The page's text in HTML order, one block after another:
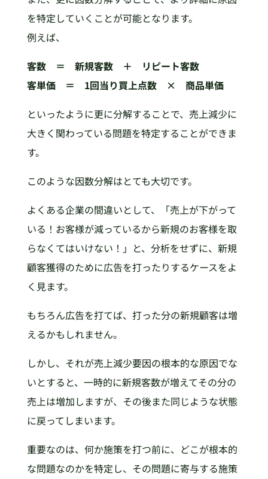
を特定していくことが可能となります。
例えば、
客数 ＝ 新規客数 ＋ リピート客数
客単価 ＝ 1回当り買上点数 × 商品単価
といったように更に分解することで、売上減少に
大きく関わっている問題を特定することができま
す。
このような因数分解はとても大切です。
よくある企業の間違いとして、「売上が下がって
いる！お客様が減っているから新規のお客様を取
らなくてはいけない！」と、分析をせずに、新規
顧客獲得のために広告を打ったりするケースをよ
く見ます。
もちろん広告を打てば、打った分の新規顧客は増
えるかもしれません。
しかし、それが売上減少要因の根本的な原因でな
いとすると、一時的に新規客数が増えてその分の
売上は増加しますが、その後また同じような状態
に戻ってしまいます。
重要なのは、何か施策を打つ前に、どこが根本的
な問題なのかを特定し、その問題に寄与する施策